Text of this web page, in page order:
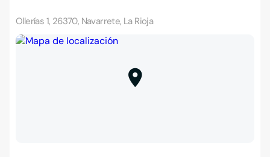
Ollerías 1, 26370, Navarrete, La Rioja